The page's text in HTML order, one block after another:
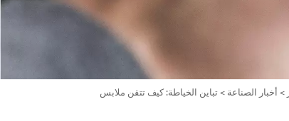
> أخبار الصناعة >